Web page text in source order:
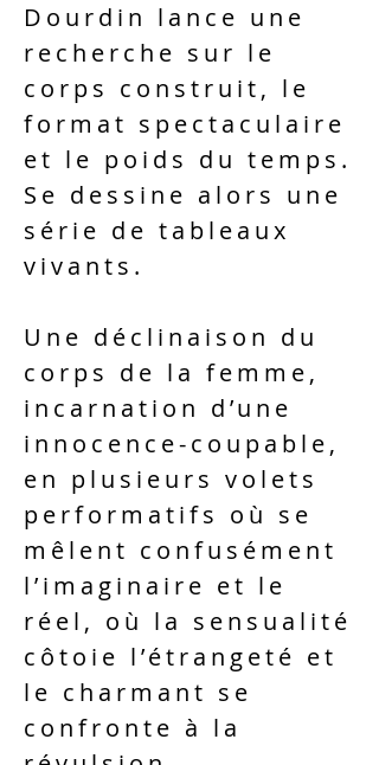
Dourdin lance une
recherche sur le
corps construit, le
format spectaculaire
et le poids du temps.
Se dessine alors une
série de tableaux
vivants.
Une déclinaison du
corps de la femme,
incarnation d’une
innocence-coupable,
en plusieurs volets
performatifs où se
mêlent confusément
l’imaginaire et le
réel, où la sensualité
côtoie l’étrangeté et
le charmant se
confronte à la